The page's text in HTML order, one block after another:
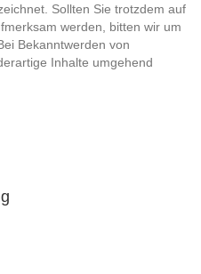
Sollten Sie trotzdem auf
werden, bitten wir um
Bekanntwerden von
Inhalte umgehend